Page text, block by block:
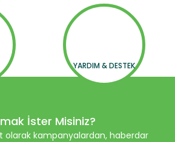
YARDIM & DESTEK
İster Misiniz?
olarak kampanyalardan, haberdar